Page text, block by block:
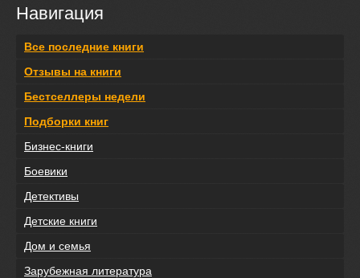
Навигация
Все последние книги
Отзывы на книги
Бестселлеры недели
Подборки книг
Бизнес-книги
Боевики
Детективы
Детские книги
Дом и семья
Зарубежная литература